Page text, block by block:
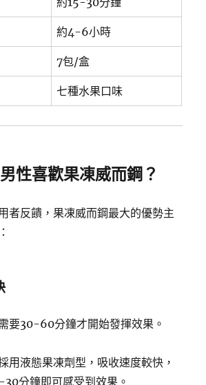
約4-6小時
7包/盒
七種水果口味
性喜歡果凍威而鋼？
者反饋，果凍威而鋼最大的優勢主
要30-60分鐘才開始發揮效果。
用液態果凍劑型，吸收速度較快，
分鐘即可感受到效果。